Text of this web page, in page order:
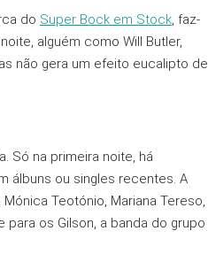
do Super Bock em Stock, faz-
alguém como Will Butler,
não gera um efeito eucalipto de
Só na primeira noite, há
álbuns ou singles recentes. A
Teotónio, Mariana Tereso,
para os Gilson, a banda do grupo